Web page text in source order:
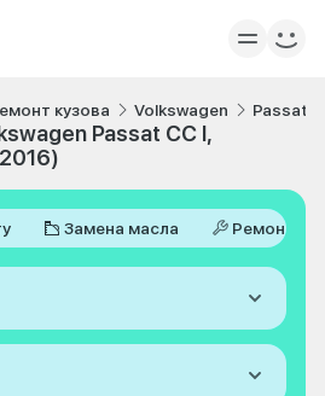
кузова Volkswagen Passat
Passat CC I,
Замена масла Ремонт